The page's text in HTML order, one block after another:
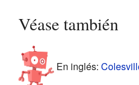
Véase también
En inglés: